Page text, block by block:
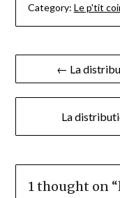
Category: Le p'tit
Navigation
de
l’article
← La
La
1 thought on “